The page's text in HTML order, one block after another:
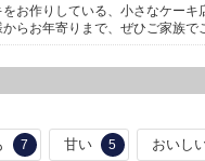
お作りしている、小さなケー
らお年寄りまで、ぜひご家族で
7 甘い 5 おいし